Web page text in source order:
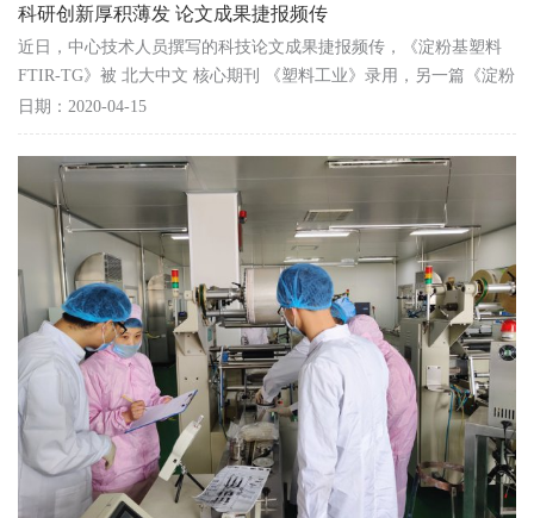
科研创新厚积薄发 论文成果捷报频传
近日，中心技术人员撰写的科技论文成果捷报频传，《淀粉基塑料
FTIR-TG》被 北大中文 核心期刊 《塑料工业》录用，另一篇《淀粉
基塑料的研究进展》被上海科技刊物《上海塑料》录用...
日期：2020-04-15